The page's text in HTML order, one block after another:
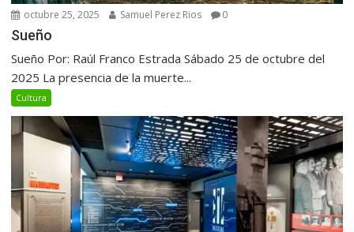
octubre 25, 2025 Samuel Perez Rios 0
Sueño
Sueño Por: Raúl Franco Estrada Sábado 25 de octubre del
2025 La presencia de la muerte...
Cultura